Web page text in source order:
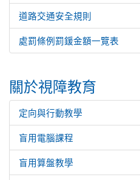
道路交通安全規則
處罰條例罰鍰金額一覽表
關於視障教育
定向與行動教學
盲用電腦課程
盲用算盤教學